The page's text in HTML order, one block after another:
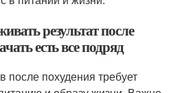
результат после
есть все подряд
после похудения требует